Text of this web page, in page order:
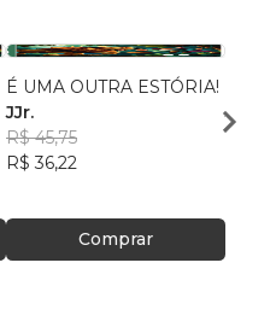
É UMA OUTRA ESTÓRIA!
JJr.
R$ 45,75
R$ 36,22
Comprar
JJr.
R$